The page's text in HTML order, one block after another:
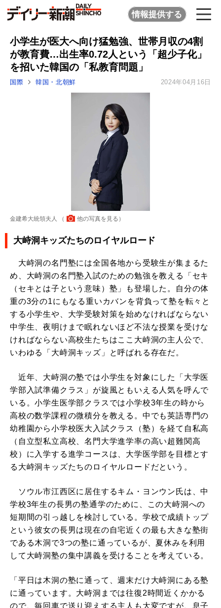
情報提供する
小学生が医大へ向け猛勉強、世帯月収の4割
が教育費…出生率0.72人という「超少子化」
を招いた韓国の「私教育問題」
国際 韓国・北朝鮮 2024年04月16日
金建希大統領夫人 （ 他の写真を見る ）
大峙洞キッズたちのロイヤルロード
大峙洞の名門塾には全国各地から受験生が集まるた
め、大峙洞の名門塾入試のための勉強を教える「セキ
（セキとは子という意味）塾」も登場した。自分の体
重の3分の1にもなる重いカバンを背負って塾を転々と
する小学生や、大学受験対策を始めなければならない
中学生、夜明けまで眠れないほど不法な授業を受けな
ければならない高校生たちはここ大峙洞の主人公で、
いわゆる「大峙洞キッズ」と呼ばれる存在だ。
近年、大峙洞の塾では小学生を対象にした「大学医
学部入試準備クラス」が旋風ともいえる人気を呼んで
いる。小学生医学部クラスでは小学校3年生の時から
高校の数学課程の微積分を教える。中でも英語専門の
幼稚園から小学校医大入試クラス（塾）を経て自私高
（自立型私立高校、名門大学進学率の高い超難関高
校）に入学する進学コースは、大学医学部を目標とす
る大峙洞キッズたちのロイヤルロードだという。
ソウル市江西区に居住するキム・ヨンウン氏は、中
学校3年生の長男の塾通学のために、この大峙洞への
短期間の引っ越しを検討している。学校で成績トップ
という彼女の長男は現在の自宅近くの最も大きな塾街
である木洞で3つの塾に通っているが、夏休みを利用
して大峙洞塾の集中講義を受けることを考えている。
「平日は木洞の塾に通って、週末だけ大峙洞にある塾
に通っています。大峙洞までは往復2時間近くかかる
ので、毎回車で送り迎えする主人も大変ですが、息子